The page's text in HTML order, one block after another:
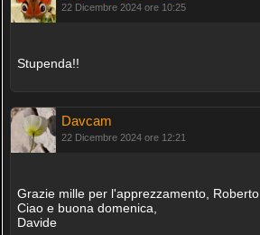
22 Dicembre 2024 ore 10:25
Stupenda!!
Davcam
22 Dicembre 2024 ore 12:21
Grazie mille per l'apprezzamento, Roberto.
Ciao e buona domenica,
Davide